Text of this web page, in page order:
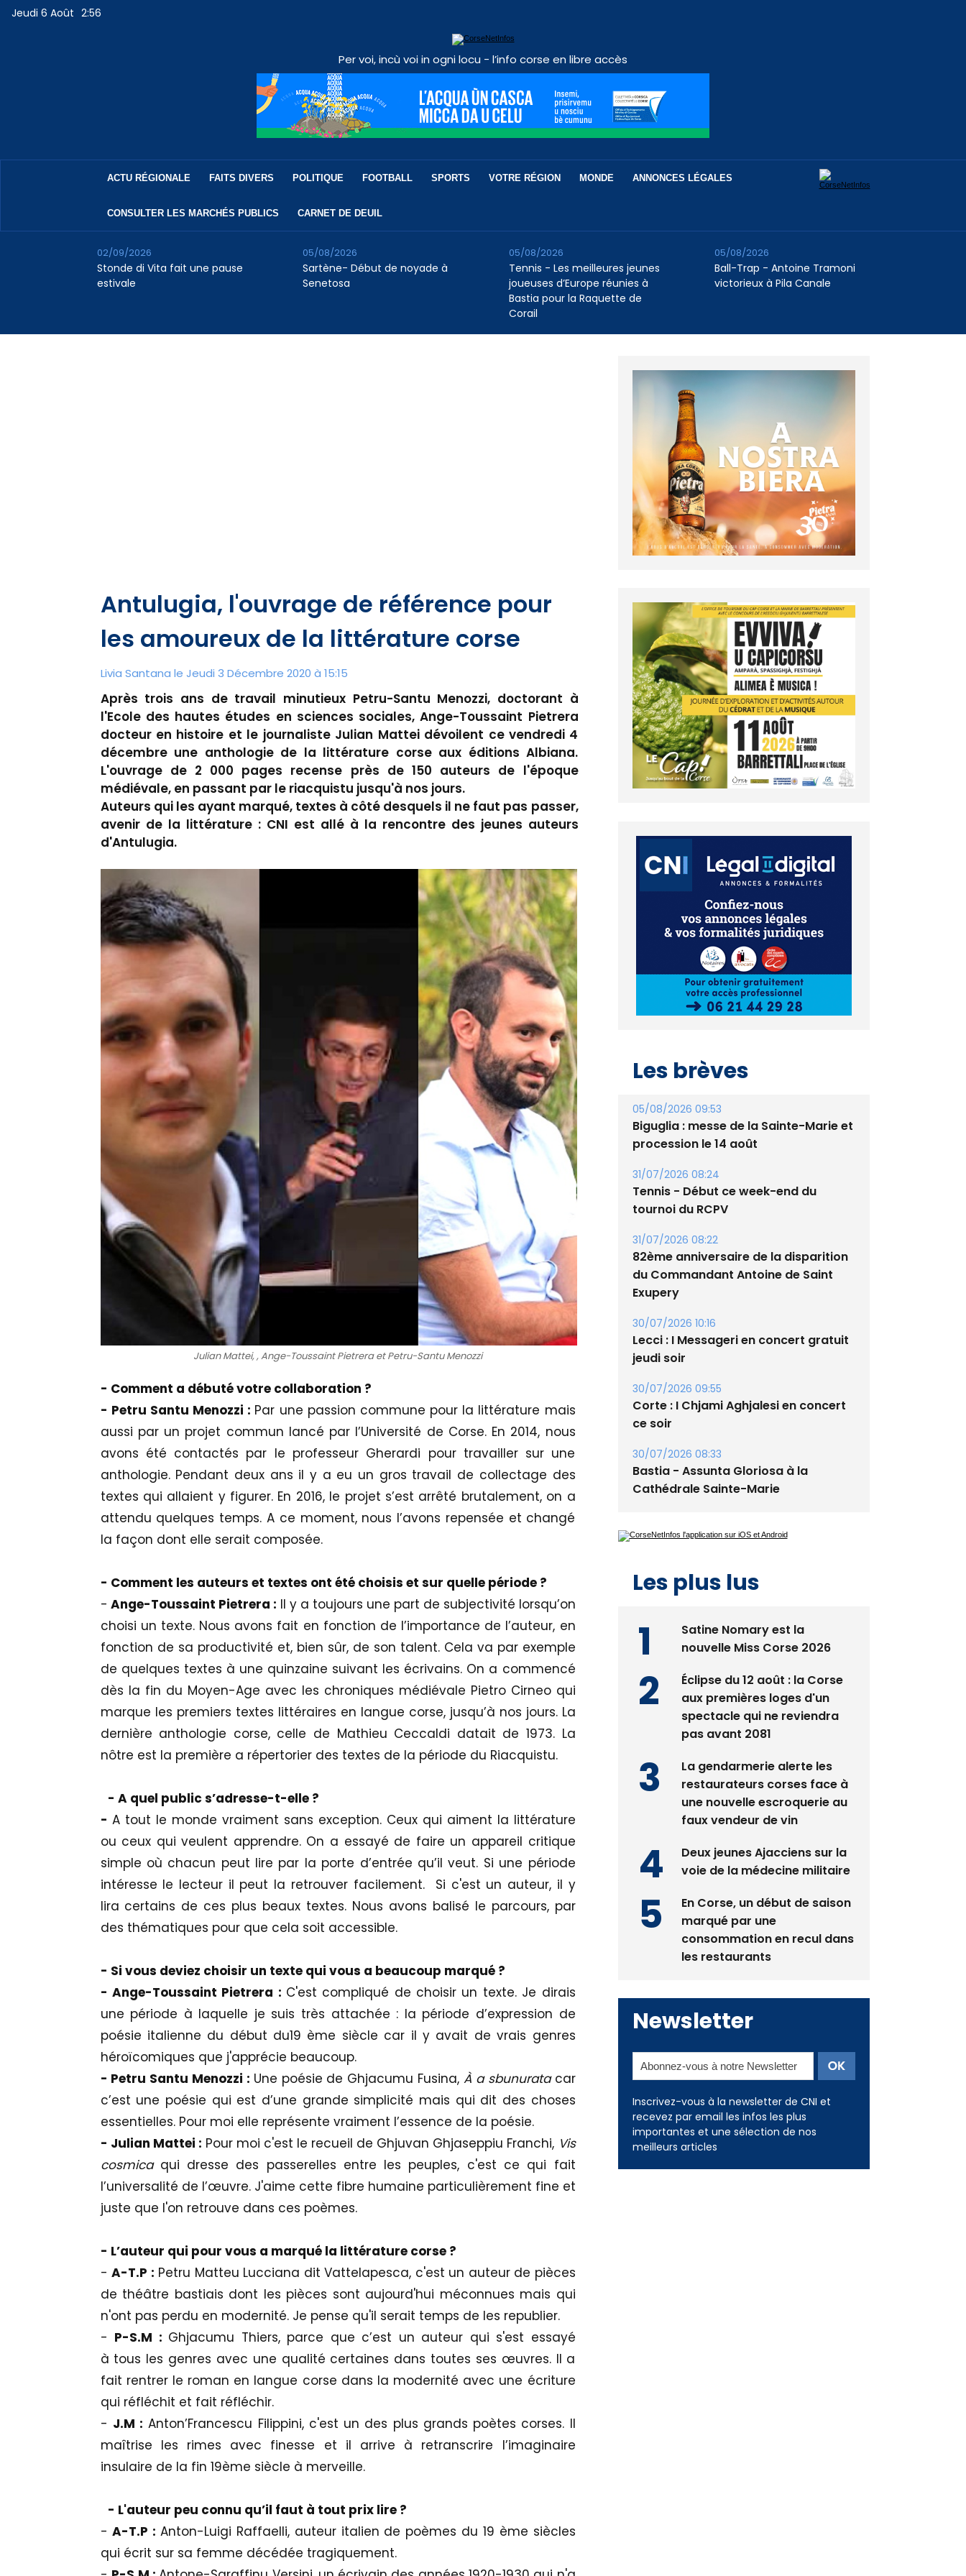
Jeudi 6 Août 2:56
Per voi, incù voi in ogni locu - l’info corse en libre accès
ACTU RÉGIONALE FAITS DIVERS POLITIQUE FOOTBALL SPORTS VOTRE RÉGION MONDE ANNONCES LÉGALES
CONSULTER LES MARCHÉS PUBLICS CARNET DE DEUIL
Stonde di Vita fait une pause
estivale
02/09/2026
Sartène- Début de noyade à
Senetosa
05/08/2026
Tennis - Les meilleures jeunes
joueuses d’Europe réunies à
Bastia pour la Raquette de
Corail
05/08/2026
Ball-Trap - Antoine Tramoni
victorieux à Pila Canale
05/08/2026
Antulugia, l'ouvrage de référence pour
les amoureux de la littérature corse
Livia Santana le Jeudi 3 Décembre 2020 à 15:15
Après trois ans de travail minutieux Petru-Santu Menozzi, doctorant à
l'Ecole des hautes études en sciences sociales, Ange-Toussaint Pietrera
docteur en histoire et le journaliste Julian Mattei dévoilent ce vendredi 4
décembre une anthologie de la littérature corse aux éditions Albiana.
L'ouvrage de 2 000 pages recense près de 150 auteurs de l'époque
médiévale, en passant par le riacquistu jusqu'à nos jours.
Auteurs qui les ayant marqué, textes à côté desquels il ne faut pas passer,
avenir de la littérature : CNI est allé à la rencontre des jeunes auteurs
d'Antulugia.
Julian Mattei, , Ange-Toussaint Pietrera et Petru-Santu Menozzi
- Comment a débuté votre collaboration ?
- Petru Santu Menozzi : Par une passion commune pour la littérature mais
aussi par un projet commun lancé par l’Université de Corse. En 2014, nous
avons été contactés par le professeur Gherardi pour travailler sur une
anthologie. Pendant deux ans il y a eu un gros travail de collectage des
textes qui allaient y figurer. En 2016, le projet s’est arrêté brutalement, on a
attendu quelques temps. A ce moment, nous l’avons repensée et changé
la façon dont elle serait composée.
- Comment les auteurs et textes ont été choisis et sur quelle période ?
- Ange-Toussaint Pietrera : Il y a toujours une part de subjectivité lorsqu’on
choisi un texte. Nous avons fait en fonction de l’importance de l’auteur, en
fonction de sa productivité et, bien sûr, de son talent. Cela va par exemple
de quelques textes à une quinzaine suivant les écrivains. On a commencé
dès la fin du Moyen-Age avec les chroniques médiévale Pietro Cirneo qui
marque les premiers textes littéraires en langue corse, jusqu’à nos jours. La
dernière anthologie corse, celle de Mathieu Ceccaldi datait de 1973. La
nôtre est la première a répertorier des textes de la période du Riacquistu.
- A quel public s’adresse-t-elle ?
- A tout le monde vraiment sans exception. Ceux qui aiment la littérature
ou ceux qui veulent apprendre. On a essayé de faire un appareil critique
simple où chacun peut lire par la porte d’entrée qu’il veut. Si une période
intéresse le lecteur il peut la retrouver facilement. Si c'est un auteur, il y
lira certains de ces plus beaux textes. Nous avons balisé le parcours, par
des thématiques pour que cela soit accessible.
- Si vous deviez choisir un texte qui vous a beaucoup marqué ?
- Ange-Toussaint Pietrera : C'est compliqué de choisir un texte. Je dirais
une période à laquelle je suis très attachée : la période d’expression de
poésie italienne du début du19 ème siècle car il y avait de vrais genres
héroïcomiques que j'apprécie beaucoup.
- Petru Santu Menozzi : Une poésie de Ghjacumu Fusina, À a sbunuratacar
c’est une poésie qui est d’une grande simplicité mais qui dit des choses
essentielles. Pour moi elle représente vraiment l’essence de la poésie.
- Julian Mattei : Pour moi c'est le recueil de Ghjuvan Ghjaseppiu Franchi, Vis
cosmicaqui dresse des passerelles entre les peuples, c'est ce qui fait
l’universalité de l’œuvre. J'aime cette fibre humaine particulièrement fine et
juste que l'on retrouve dans ces poèmes.
- L’auteur qui pour vous a marqué la littérature corse ?
- A-T.P : Petru Matteu Lucciana dit Vattelapesca, c'est un auteur de pièces
de théâtre bastiais dont les pièces sont aujourd'hui méconnues mais qui
n'ont pas perdu en modernité. Je pense qu'il serait temps de les republier.
- P-S.M : Ghjacumu Thiers, parce que c’est un auteur qui s'est essayé
à tous les genres avec une qualité certaines dans toutes ses œuvres. Il a
fait rentrer le roman en langue corse dans la modernité avec une écriture
qui réfléchit et fait réfléchir.
- J.M : Anton’Francescu Filippini, c'est un des plus grands poètes corses. Il
maîtrise les rimes avec finesse et il arrive à retranscrire l’imaginaire
insulaire de la fin 19ème siècle à merveille.
- L'auteur peu connu qu’il faut à tout prix lire ?
-A-T.P :Anton-Luigi Raffaelli, auteur italien de poèmes du 19 ème siècles
qui écrit sur sa femme décédée tragiquement.
Les brèves
05/08/2026 09:53
Biguglia : messe de la Sainte-Marie et
procession le 14 août
31/07/2026 08:24
Tennis - Début ce week-end du
tournoi du RCPV
31/07/2026 08:22
82ème anniversaire de la disparition
du Commandant Antoine de Saint
Exupery
30/07/2026 10:16
Lecci : I Messageri en concert gratuit
jeudi soir
30/07/2026 09:55
Corte : I Chjami Aghjalesi en concert
ce soir
30/07/2026 08:33
Bastia - Assunta Gloriosa à la
Cathédrale Sainte-Marie
Les plus lus
Satine Nomary est la
nouvelle Miss Corse 2026
Éclipse du 12 août : la Corse
aux premières loges d'un
spectacle qui ne reviendra
pas avant 2081
La gendarmerie alerte les
restaurateurs corses face à
une nouvelle escroquerie au
faux vendeur de vin
Deux jeunes Ajacciens sur la
voie de la médecine militaire
En Corse, un début de saison
marqué par une
consommation en recul dans
les restaurants
Newsletter
Inscrivez-vous à la newsletter de CNI et
recevez par email les infos les plus
importantes et une sélection de nos
meilleurs articles